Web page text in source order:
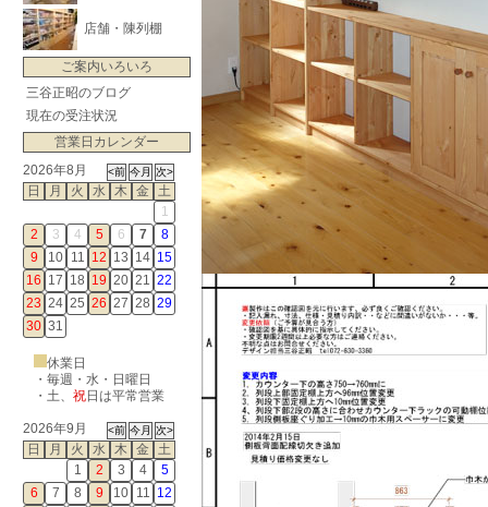
店舗・陳列棚
ご案内いろいろ
三谷正昭のブログ
現在の受注状況
営業日カレンダー
2026年8月
日
月 火 水 木 金
土
1
2
3 4 5 6 7
8
9
10 11 12 13 14 15
16 17 18 19 20 21 22
23 24 25 26 27 28 29
30 31
休業日
・毎週・水・日曜日
・ 土、 祝日は平常営業
2026年9月
日
月 火 水 木 金
土
1
2 3 4
5
6
7 8 9 10 11 12